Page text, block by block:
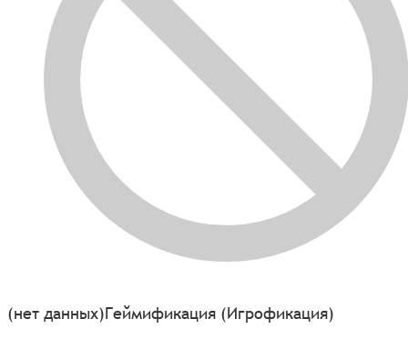
(нет данных)Геймификация (Игрофикация)